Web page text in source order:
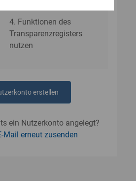
4. Funktionen des
Transparenzregisters
nutzen
erstellen
ein Nutzerkonto angelegt?
Mail erneut zusenden